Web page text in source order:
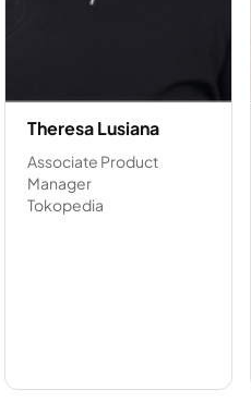
Theresa Lusiana
Associate Product
Manager
Tokopedia